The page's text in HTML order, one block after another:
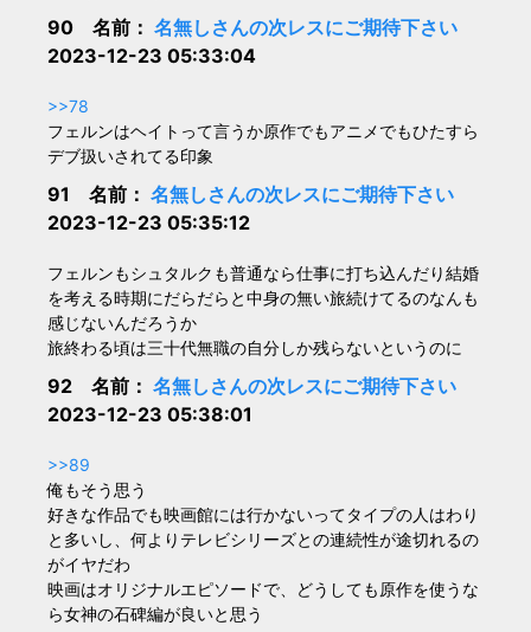
90 名前： 名無しさんの次レスにご期待下さい
2023-12-23 05:33:04
>>78
フェルンはヘイトって言うか原作でもアニメでもひたすら
デブ扱いされてる印象
91 名前： 名無しさんの次レスにご期待下さい
2023-12-23 05:35:12
フェルンもシュタルクも普通なら仕事に打ち込んだり結婚
を考える時期にだらだらと中身の無い旅続けてるのなんも
感じないんだろうか
旅終わる頃は三十代無職の自分しか残らないというのに
92 名前： 名無しさんの次レスにご期待下さい
2023-12-23 05:38:01
>>89
俺もそう思う
好きな作品でも映画館には行かないってタイプの人はわり
と多いし、何よりテレビシリーズとの連続性が途切れるの
がイヤだわ
映画はオリジナルエピソードで、どうしても原作を使うな
ら女神の石碑編が良いと思う